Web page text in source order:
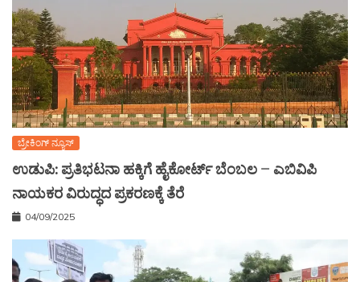
ಬ್ರೇಕಿಂಗ್ ನ್ಯೂಸ್
ಉಡುಪಿ: ಪ್ರತಿಭಟನಾ ಹಕ್ಕಿಗೆ ಹೈಕೋರ್ಟ್ ಬೆಂಬಲ – ಎಬಿವಿಪಿ
ನಾಯಕರ ವಿರುದ್ಧದ ಪ್ರಕರಣಕ್ಕೆ ತೆರೆ
04/09/2025